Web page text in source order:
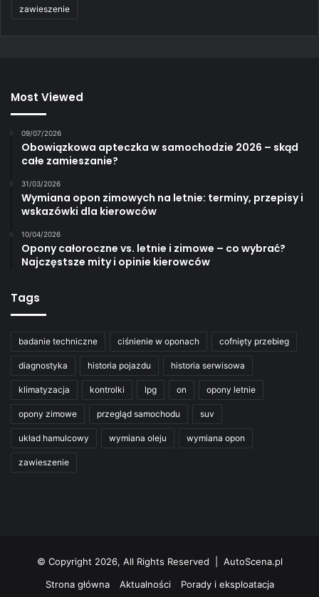
zawieszenie
Most Viewed
09/07/2026
Obowiązkowa apteczka w samochodzie 2026 – skąd
całe zamieszanie?
31/03/2026
Wymiana opon zimowych na letnie: terminy, przepisy i
wskazówki dla kierowców
10/04/2026
Opony całoroczne vs. letnie i zimowe – co wybrać?
Najczęstsze mity i opinie kierowców
Tags
badanie techniczne ciśnienie w oponach cofnięty przebieg
diagnostyka historia pojazdu historia serwisowa
klimatyzacja kontrolki lpg on opony letnie
opony zimowe przegląd samochodu suv
układ hamulcowy wymiana oleju wymiana opon
zawieszenie
© Copyright 2026, All Rights Reserved | AutoScena.pl
Strona główna
Aktualności Porady i eksploatacja